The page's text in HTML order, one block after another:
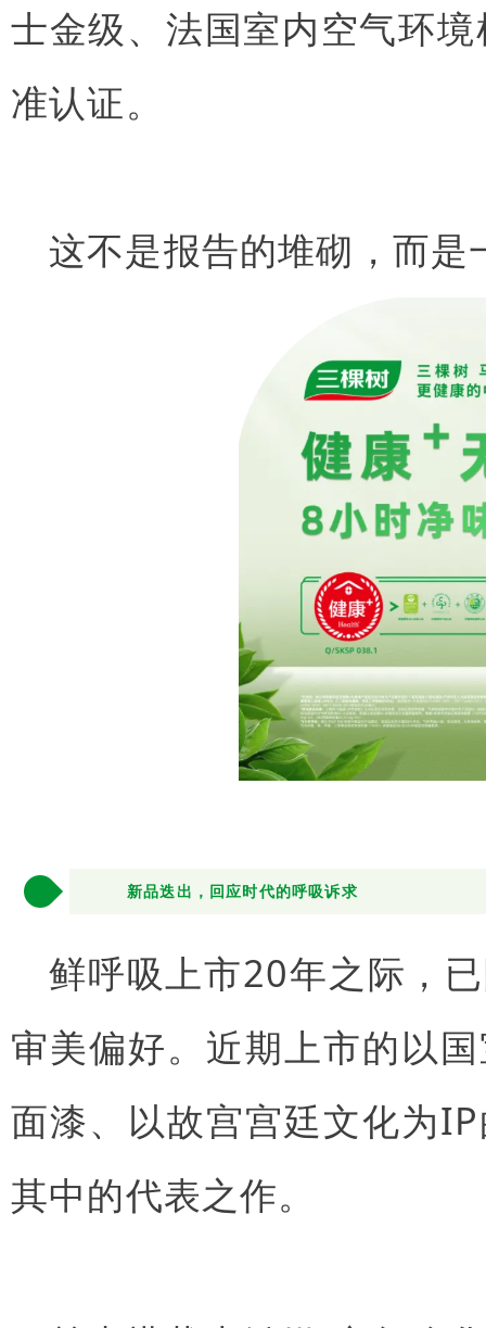
士金级、法国室内空气环
准认证。
这不是报告的堆砌，而是
2 新品迭出，回应时代的呼吸诉求
鲜呼吸上市20年之际，
审美偏好。近期上市的以
面漆、以故宫宫廷文化为
其中的代表之作。